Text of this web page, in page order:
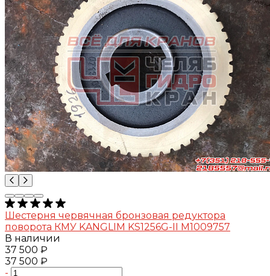
Шестерня червячная бронзовая редуктора
поворота КМУ KANGLIM KS1256G-II M1009757
В наличии
37 500 ₽
37 500 ₽
-